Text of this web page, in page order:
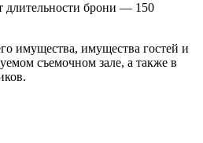
длительности брони — 150
имущества, имущества гостей и
съемочном зале, а также в